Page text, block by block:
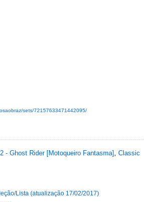
sets/72157633471442095/
- Ghost Rider [Motoqueiro Fantasma] , Classic
Lista (atualização 17/02/2017)